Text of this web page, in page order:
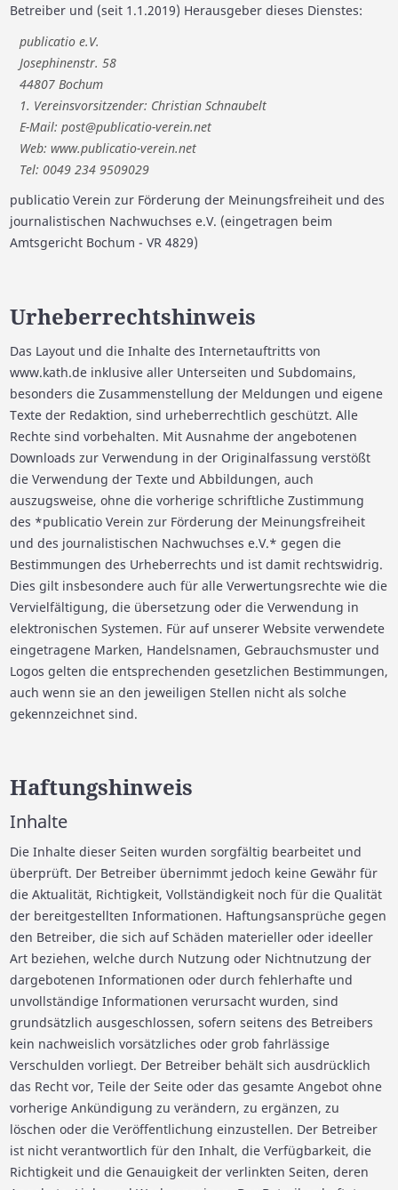
Betreiber und (seit 1.1.2019) Herausgeber dieses Dienstes:
publicatio e.V.
Josephinenstr. 58
44807 Bochum
1. Vereinsvorsitzender: Christian Schnaubelt
E-Mail: post@publicatio-verein.net
Web: www.publicatio-verein.net
Tel: 0049 234 9509029
publicatio Verein zur Förderung der Meinungsfreiheit und des
journalistischen Nachwuchses e.V. (eingetragen beim
Amtsgericht Bochum - VR 4829)
Urheberrechtshinweis
Das Layout und die Inhalte des Internetauftritts von
www.kath.de inklusive aller Unterseiten und Subdomains,
besonders die Zusammenstellung der Meldungen und eigene
Texte der Redaktion, sind urheberrechtlich geschützt. Alle
Rechte sind vorbehalten. Mit Ausnahme der angebotenen
Downloads zur Verwendung in der Originalfassung verstößt
die Verwendung der Texte und Abbildungen, auch
auszugsweise, ohne die vorherige schriftliche Zustimmung
des *publicatio Verein zur Förderung der Meinungsfreiheit
und des journalistischen Nachwuchses e.V.* gegen die
Bestimmungen des Urheberrechts und ist damit rechtswidrig.
Dies gilt insbesondere auch für alle Verwertungsrechte wie die
Vervielfältigung, die übersetzung oder die Verwendung in
elektronischen Systemen. Für auf unserer Website verwendete
eingetragene Marken, Handelsnamen, Gebrauchsmuster und
Logos gelten die entsprechenden gesetzlichen Bestimmungen,
auch wenn sie an den jeweiligen Stellen nicht als solche
gekennzeichnet sind.
Haftungshinweis
Inhalte
Die Inhalte dieser Seiten wurden sorgfältig bearbeitet und
überprüft. Der Betreiber übernimmt jedoch keine Gewähr für
die Aktualität, Richtigkeit, Vollständigkeit noch für die Qualität
der bereitgestellten Informationen. Haftungsansprüche gegen
den Betreiber, die sich auf Schäden materieller oder ideeller
Art beziehen, welche durch Nutzung oder Nichtnutzung der
dargebotenen Informationen oder durch fehlerhafte und
unvollständige Informationen verursacht wurden, sind
grundsätzlich ausgeschlossen, sofern seitens des Betreibers
kein nachweislich vorsätzliches oder grob fahrlässige
Verschulden vorliegt. Der Betreiber behält sich ausdrücklich
das Recht vor, Teile der Seite oder das gesamte Angebot ohne
vorherige Ankündigung zu verändern, zu ergänzen, zu
löschen oder die Veröffentlichung einzustellen. Der Betreiber
ist nicht verantwortlich für den Inhalt, die Verfügbarkeit, die
Richtigkeit und die Genauigkeit der verlinkten Seiten, deren